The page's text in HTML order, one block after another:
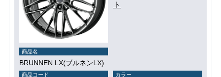
ト
商品名
BRUNNEN LX(ブルネンLX)
商品コード カラー